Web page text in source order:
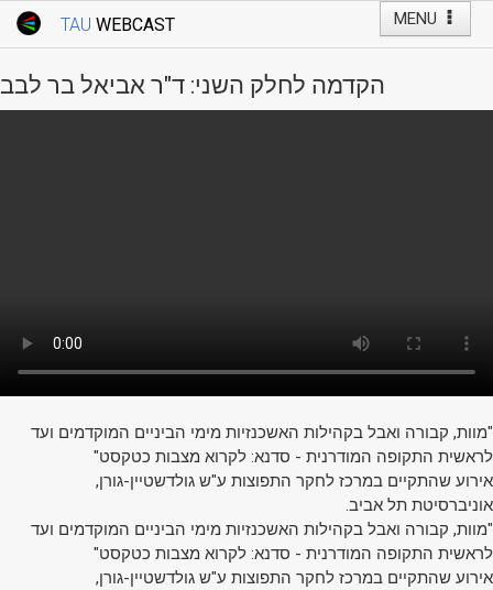
MENU
TAU WEBCAST
Webcast: Courses
Tel Aviv University
הקדמה לחלק השני: ד"ר אביאל בר לבב
"מוות, קבורה ואבל בקהילות האשכנזיות מימי הביניים המוקדמים ועד
לראשית התקופה המודרנית - סדנא: לקרוא מצבות כטקסט"
אירוע שהתקיים במרכז לחקר התפוצות ע"ש גולדשטיין-גורן,
אוניברסיטת תל אביב.
"מוות, קבורה ואבל בקהילות האשכנזיות מימי הביניים המוקדמים ועד
לראשית התקופה המודרנית - סדנא: לקרוא מצבות כטקסט"
אירוע שהתקיים במרכז לחקר התפוצות ע"ש גולדשטיין-גורן,